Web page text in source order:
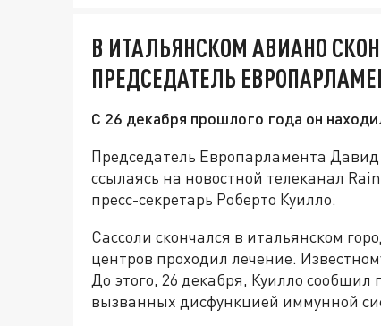
В ИТАЛЬЯНСКОМ АВИАНО
ПРЕДСЕДАТЕЛЬ
С 26 декабря прошлого года он
Председатель Европарламента
ссылаясь на новостной телеканал
пресс-секретарь Роберто Куилло.
Сассоли скончался в итальянском
центров проходил лечение.
До этого, 26 декабря, Куилло сообщил
вызванных дисфункцией иммунной